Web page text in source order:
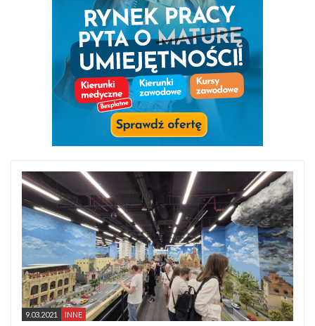
9.03.2021 INNE